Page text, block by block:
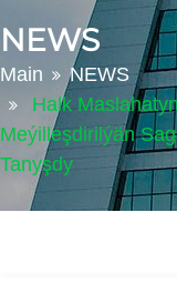
NEWS
Main
NEWS
Halk
Meýilleşdirilýän
Tanyşdy